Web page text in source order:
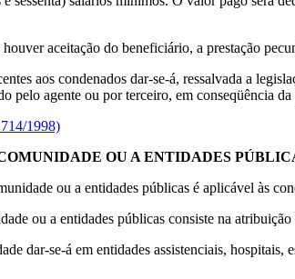
aceitação do beneficiário, a prestação
aos condenados dar-se-á, ressalvada a
pelo agente ou por terceiro, em conseqüência
1998)
OU A ENTIDADES
ou a entidades públicas é aplicável às
ou a entidades públicas consiste na
dar-se-á em entidades assistenciais,